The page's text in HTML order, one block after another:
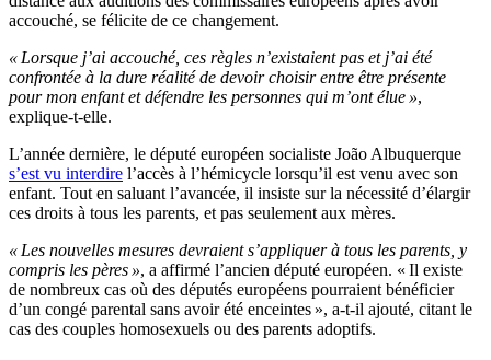
accouché, se félicite de ce changement.
« Lorsque j’ai accouché, ces règles n’existaient pas et j’ai été
confrontée à la dure réalité de devoir choisir entre être présente
pour mon enfant et défendre les personnes qui m’ont élue »,
explique-t-elle.
L’année dernière, le député européen socialiste João Albuquerque
s’est vu interdire l’accès à l’hémicycle lorsqu’il est venu avec son
enfant. Tout en saluant l’avancée, il insiste sur la nécessité d’élargir
ces droits à tous les parents, et pas seulement aux mères.
« Les nouvelles mesures devraient s’appliquer à tous les parents, y
compris les pères », a affirmé l’ancien député européen. « Il existe
de nombreux cas où des députés européens pourraient bénéficier
d’un congé parental sans avoir été enceintes », a-t-il ajouté, citant le
cas des couples homosexuels ou des parents adoptifs.